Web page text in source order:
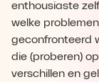
enthousiaste
welke
geconfronteerd
die (proberen)
verschillen en